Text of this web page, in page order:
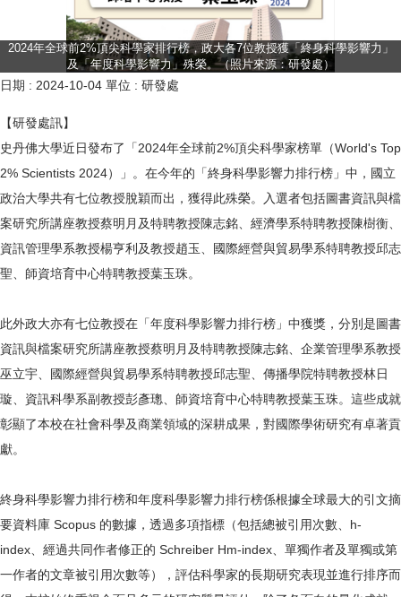
2024年全球前2%頂尖科學家排行榜，政大各7位教授獲「終身科學影響力」
及「年度科學影響力」殊榮。（照片來源：研發處）
日期 : 2024-10-04 單位 : 研發處
【研發處訊】
史丹佛大學近日發布了「2024年全球前2%頂尖科學家榜單（World's Top
2% Scientists 2024）」。在今年的「終身科學影響力排行榜」中，國立
政治大學共有七位教授脫穎而出，獲得此殊榮。入選者包括圖書資訊與檔
案研究所講座教授蔡明月及特聘教授陳志銘、經濟學系特聘教授陳樹衡、
資訊管理學系教授楊亨利及教授趙玉、國際經營與貿易學系特聘教授邱志
聖、師資培育中心特聘教授葉玉珠。
此外政大亦有七位教授在「年度科學影響力排行榜」中獲獎，分別是圖書
資訊與檔案研究所講座教授蔡明月及特聘教授陳志銘、企業管理學系教授
巫立宇、國際經營與貿易學系特聘教授邱志聖、傳播學院特聘教授林日
璇、資訊科學系副教授彭彥璁、師資培育中心特聘教授葉玉珠。這些成就
彰顯了本校在社會科學及商業領域的深耕成果，對國際學術研究有卓著貢
獻。
終身科學影響力排行榜和年度科學影響力排行榜係根據全球最大的引文摘
要資料庫 Scopus 的數據，透過多項指標（包括總被引用次數、h-
index、經過共同作者修正的 Schreiber Hm-index、單獨作者及單獨或第
一作者的文章被引用次數等），評估科學家的長期研究表現並進行排序而